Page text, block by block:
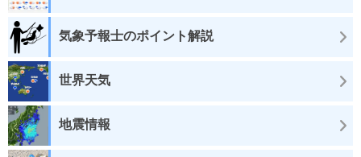
気象予報士のポイント解説
世界天気
地震情報